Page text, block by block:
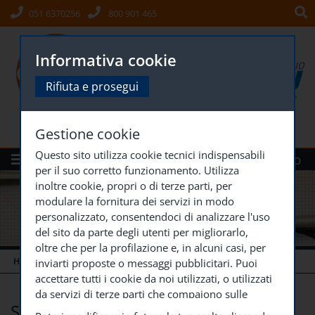
Menù Siti Gruppo
051 6370256 800 901 465
HOME SOCIETÀ TRASPARENTE
Informativa cookie
Rifiuta e prosegui
Gestione cookie
Questo sito utilizza cookie tecnici indispensabili
per il suo corretto funzionamento. Utilizza
inoltre cookie, propri o di terze parti, per
modulare la fornitura dei servizi in modo
personalizzato, consentendoci di analizzare l'uso
del sito da parte degli utenti per migliorarlo,
oltre che per la profilazione e, in alcuni casi, per
inviarti proposte o messaggi pubblicitari. Puoi
accettare tutti i cookie da noi utilizzati, o utilizzati
da servizi di terze parti che compaiono sulle
pagine di questo sito, premendo il pulsante